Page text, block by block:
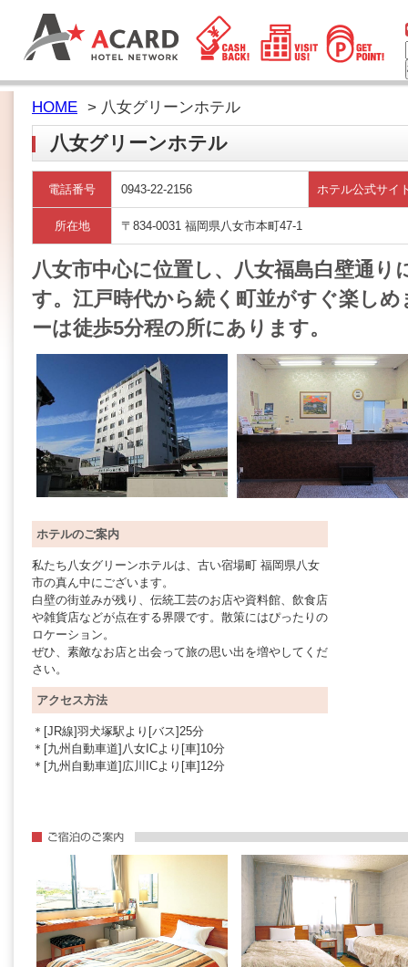
HOME > 八女グリーンホテル
八女グリーンホテル
電話番号 0943-22-2156 ホテル公式サイ
所在地 〒834-0031 福岡県八女市本町47-1
八女市中心に位置し、八女福島白壁通
す。江戸時代から続く町並がすぐ楽し
ーは徒歩5分程の所にあります。
ホテルのご案内
私たち八女グリーンホテルは、古い宿場町 福岡県八女
市の真ん中にございます。
白壁の街並みが残り、伝統工芸のお店や資料館、飲食店
や雑貨店などが点在する界隈です。散策にはぴったりの
ロケーション。
ぜひ、素敵なお店と出会って旅の思い出を増やしてくだ
さい。
アクセス方法
＊[JR線]羽犬塚駅より[バス]25分
＊[九州自動車道]八女ICより[車]10分
＊[九州自動車道]広川ICより[車]12分